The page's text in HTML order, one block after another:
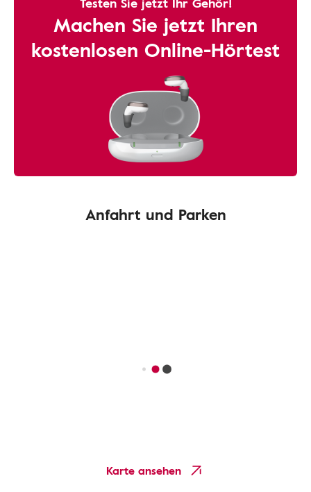
Machen Sie jetzt Ihren
kostenlosen Online-Hörtest
Anfahrt und Parken
Karte ansehen